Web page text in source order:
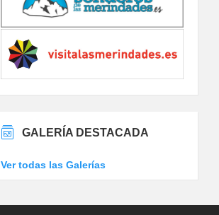
GALERÍA DESTACADA
Ver todas las Galerías